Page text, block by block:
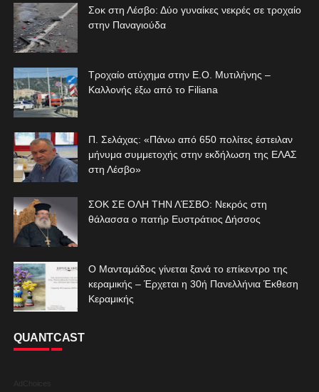
Σοκ στη Λέσβο: Δύο γυναίκες νεκρές σε τροχαίο
στην Παναγιούδα
Τροχαίο ατύχημα στην Ε.Ο. Μυτιλήνης –
Καλλονής έξω από το Filiana
Π. Σελάχας: «Πάνω από 650 πολίτες έστειλαν
μήνυμα συμμετοχής στην εκδήλωση της ΕΛΑΣ
στη Λέσβο»
ΣΟΚ ΣΕ ΟΛΗ ΤΗΝ ΛΈΣΒΟ: Νεκρός στη
θάλασσα ο πατήρ Ευστράτιος Δήσσος
Ο Μανταμάδος γίνεται ξανά το επίκεντρο της
κεραμικής – Έρχεται η 30ή Πανελλήνια Έκθεση
Κεραμικής
QUANTCAST